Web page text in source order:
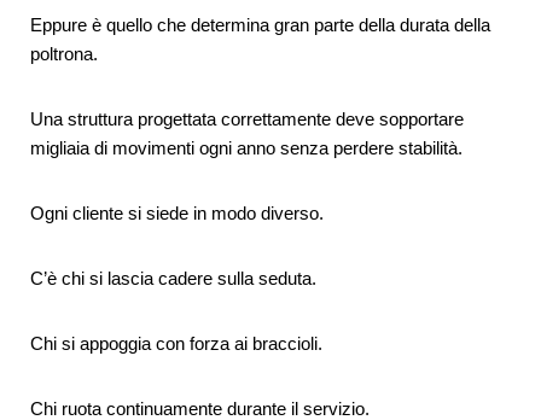
Eppure è quello che determina gran parte della durata della
poltrona.
Una struttura progettata correttamente deve sopportare
migliaia di movimenti ogni anno senza perdere stabilità.
Ogni cliente si siede in modo diverso.
C’è chi si lascia cadere sulla seduta.
Chi si appoggia con forza ai braccioli.
Chi ruota continuamente durante il servizio.